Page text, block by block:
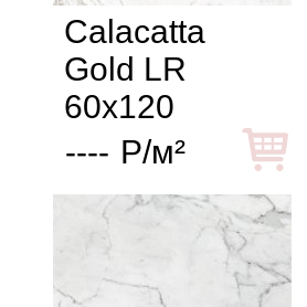
Calacatta
Gold LR
60x120
---- Р/м²